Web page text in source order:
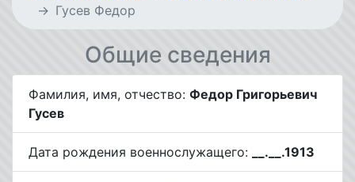
Гусев Федор
Общие сведения
Фамилия, имя, отчество: Федор Григорьевич
Гусев
Дата рождения военнослужащего: __.__.1913